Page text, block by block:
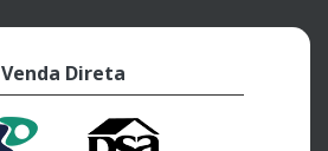
Venda Direta